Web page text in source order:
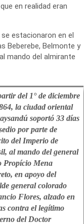
en realidad eran
estacionaron en el
Beberebe, Belmonte y
mando del almirante
del 1° de diciembre
la ciudad oriental
soportó 33 días
por parte de
del Imperio de
al mando del general
Propício Mena
en apoyo del
general colorado
Flores, alzado en
contra el legítimo
del Doctor